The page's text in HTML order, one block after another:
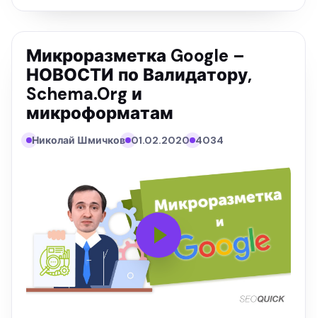
Микроразметка Google –
НОВОСТИ по Валидатору,
Schema.Org и
микроформатам
Николай Шмичков 01.02.2020 4034